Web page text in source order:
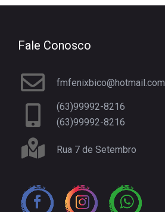
Fale Conosco
fmfenixbico@hotmail.com
(63)99992-8216
(63)99992-8216
Rua 7 de Setembro